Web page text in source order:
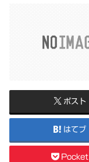
ポスト
はてブ
Pocket